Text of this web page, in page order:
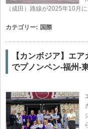
（成田）路線が2025年10月
カテゴリー: 国際
【カンボジア】エ
でプノンペン-福州-